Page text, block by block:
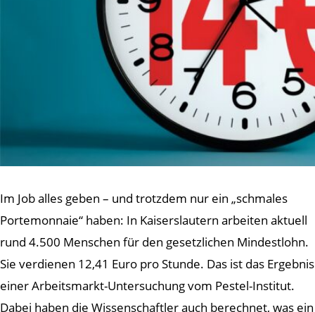
Im Job alles geben – und trotzdem nur ein „schmales
Portemonnaie“ haben: In Kaiserslautern arbeiten aktuell
rund 4.500 Menschen für den gesetzlichen Mindestlohn.
Sie verdienen 12,41 Euro pro Stunde. Das ist das Ergebnis
einer Arbeitsmarkt-Untersuchung vom Pestel-Institut.
Dabei haben die Wissenschaftler auch berechnet, was ein